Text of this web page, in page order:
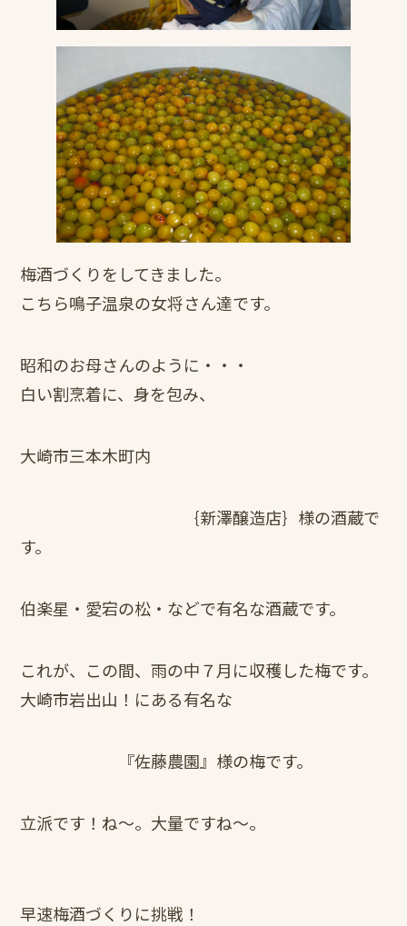
梅酒づくりをしてきました。
こちら鳴子温泉の女将さん達です。
昭和のお母さんのように・・・
白い割烹着に、身を包み、
大崎市三本木町内
｛新澤醸造店｝様の酒蔵で
す。
伯楽星・愛宕の松・などで有名な酒蔵です。
これが、この間、雨の中７月に収穫した梅です。
大崎市岩出山！にある有名な
『佐藤農園』様の梅です。
立派です！ね～。大量ですね～。
早速梅酒づくりに挑戦！